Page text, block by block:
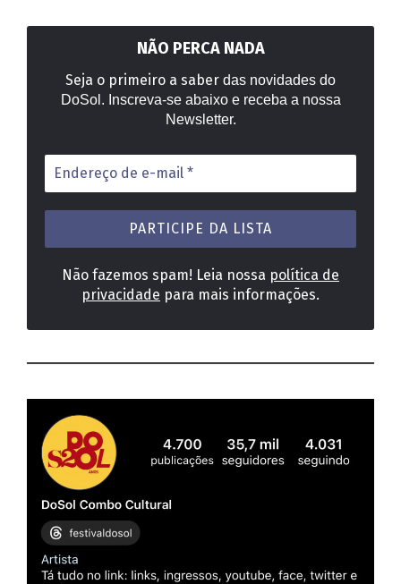
NÃO PERCA NADA
Seja o primeiro a saber das novidades do
DoSol. Inscreva-se abaixo e receba a nossa
Newsletter.
Endereço
de
e-
mail
Não fazemos spam! Leia nossa política de
privacidade para mais informações.